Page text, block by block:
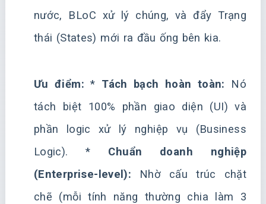
nước, BLoC xử lý chúng, và đẩy Trạng
thái (States) mới ra đầu ống bên kia.
Ưu điểm: * Tách bạch hoàn toàn: Nó
tách biệt 100% phần giao diện (UI) và
phần logic xử lý nghiệp vụ (Business
Logic). * Chuẩn doanh nghiệp
(Enterprise-level): Nhờ cấu trúc chặt
chẽ (mỗi tính năng thường chia làm 3